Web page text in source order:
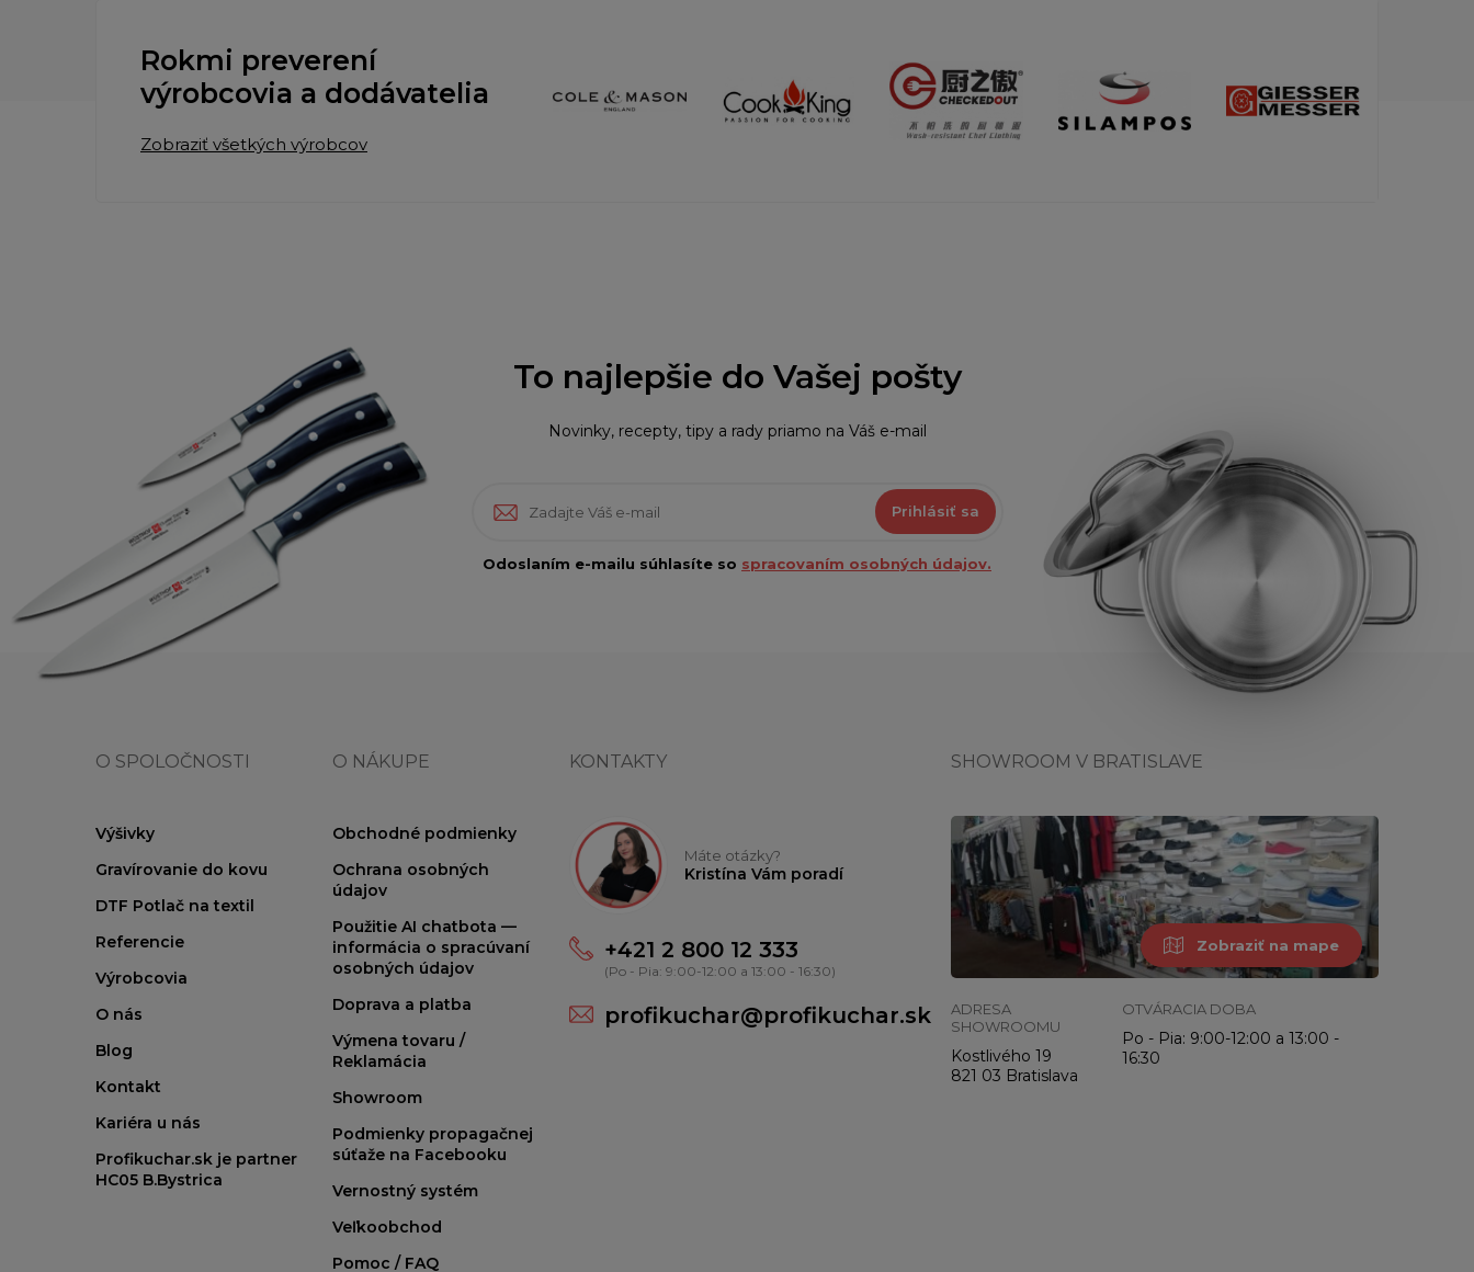
Rokmi preverení
výrobcovia a dodávatelia
Zobraziť všetkých výrobcov
To najlepšie do Vašej pošty
Novinky, recepty, tipy a rady priamo na Váš e-mail
Prihlásiť sa
Odoslaním e-mailu súhlasíte so spracovaním osobných údajov.
O SPOLOČNOSTI
Výšivky
Gravírovanie do kovu
DTF Potlač na textil
Referencie
Výrobcovia
O nás
Blog
Kontakt
Kariéra u nás
Profikuchar.sk je partner
HC05 B.Bystrica
O NÁKUPE
Obchodné podmienky
Ochrana osobných
údajov
Použitie AI chatbota —
informácia o spracúvaní
osobných údajov
Doprava a platba
Výmena tovaru /
Reklamácia
Showroom
Podmienky propagačnej
súťaže na Facebooku
Vernostný systém
Veľkoobchod
Pomoc / FAQ
KONTAKTY
Máte otázky?
Kristína Vám poradí
+421 2 800 12 333
(Po - Pia: 9:00-12:00 a 13:00 - 16:30)
profikuchar@profikuchar.sk
SHOWROOM V BRATISLAVE
Zobraziť na mape
ADRESA
SHOWROOMU
Kostlivého 19
821 03 Bratislava
OTVÁRACIA DOBA
Po - Pia: 9:00-12:00 a 13:00 -
16:30